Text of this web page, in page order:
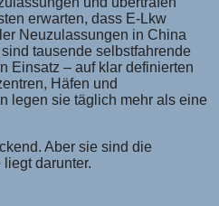
erwarten, dass E-Lkw
Neuzulassungen in China
tausende selbstfahrende
Einsatz – auf klar definierten
Häfen und
legen sie täglich mehr als eine
Aber sie sind die
darunter.